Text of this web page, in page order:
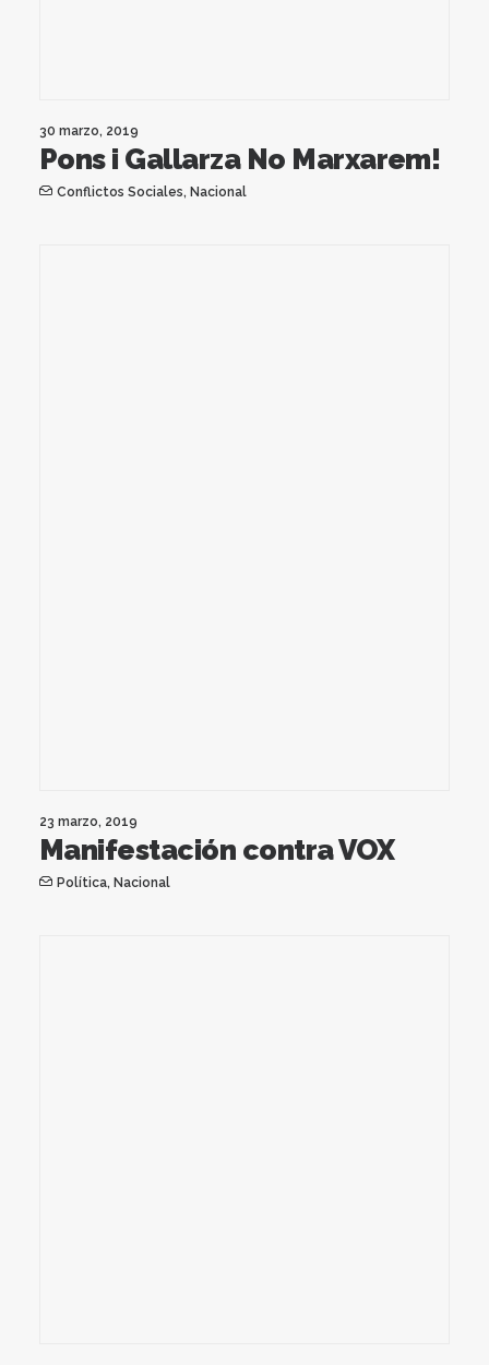
30 marzo, 2019
Pons i Gallarza No Marxarem!
Conflictos Sociales, Nacional
23 marzo, 2019
Manifestación contra VOX
Política, Nacional